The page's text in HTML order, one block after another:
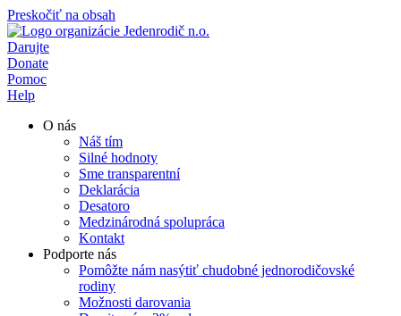
Preskočiť na obsah
Darujte
Donate
Pomoc
Help
O nás
Náš tím
Silné hodnoty
Sme transparentní
Deklarácia
Desatoro
Medzinárodná spolupráca
Kontakt
Podporte nás
Pomôžte nám nasýtiť chudobné jednorodičovské
rodiny
Možnosti darovania